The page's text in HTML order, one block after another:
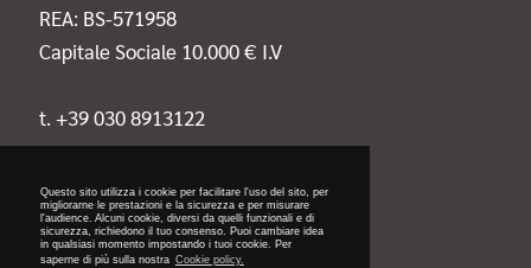
Questo sito utilizza i cookie per facilitare l'uso del sito, per
migliorarne le prestazioni e la sicurezza e per misurare
l'audience. Alcuni cookie, diversi da quelli funzionali e di
sicurezza, richiedono il tuo consenso. Puoi cambiare idea
in qualsiasi momento impostando i tuoi cookie. Per
saperne di più sulla nostra Cookie policy.
REA: BS-571958
Capitale Sociale 10.000 € I.V
t. +39 030 8913122
privacy cookie policy